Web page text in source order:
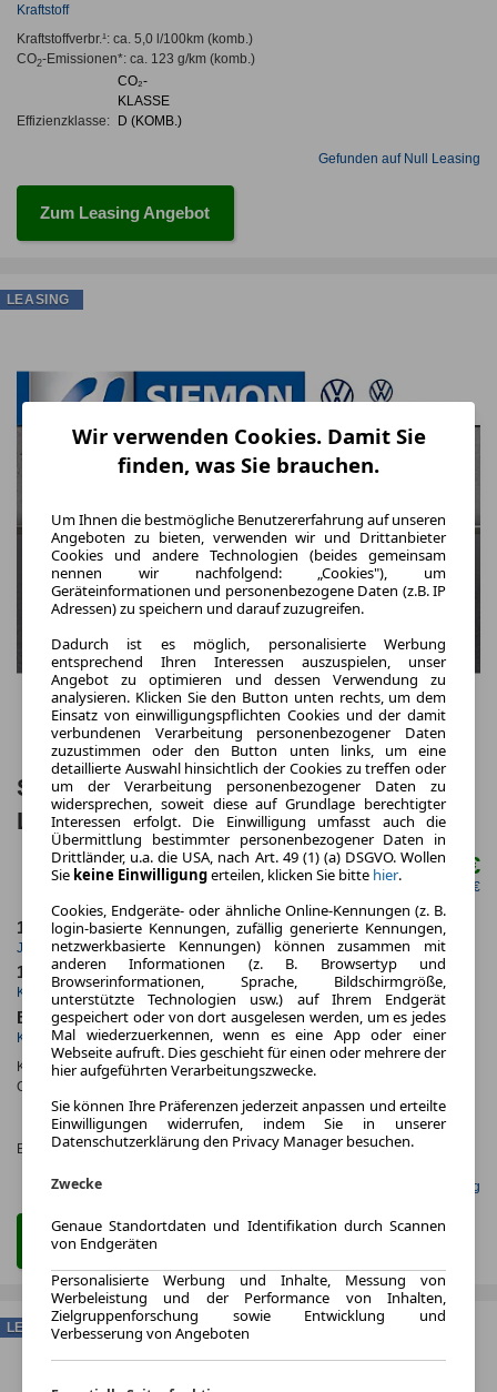
Kraftstoff
Kraftstoffverbr.¹: ca. 5,0 l/100km(komb.)
CO2-Emissionen*: ca. 123 g/km(komb.)
Effizienzklasse:
CO₂-
KLASSE
D (KOMB.)
Gefunden auf Null Leasing
Zum Leasing Angebot
Skoda Kamiq Selection 1.0 TSI AHK
LED SHZ PDC Temp BT
ab mtl.199,00 €
netto mtl. 167,23 €
10.000,0 km
Jahrliche Fahrleistung
24 Monate
Laufzeit
10 km
Kilometerstand
ca. 70 kW (95 PS)
Leistung
Benzin
Kraftstoff
Kraftstoffverbr.¹: ca. 5,0 l/100km(komb.)
CO
Effizienzklasse:
CO₂-
KLASSE
D (KOMB.)
Gefunden auf Null Leasing
Zum Leasing Angebot
LEASING
LEASING
Wir verwenden Cookies. Damit Sie
finden, was Sie brauchen.
Um Ihnen die bestmögliche Benutzererfahrung auf unseren
Angeboten zu bieten, verwenden wir und Drittanbieter
Cookies und andere Technologien (beides gemeinsam
nennen wir nachfolgend: „Cookies"), um
Geräteinformationen und personenbezogene Daten (z.B. IP
Adressen) zu speichern und darauf zuzugreifen.
Dadurch ist es möglich, personalisierte Werbung
entsprechend Ihren Interessen auszuspielen, unser
Angebot zu optimieren und dessen Verwendung zu
analysieren. Klicken Sie den Button unten rechts, um dem
Einsatz von einwilligungspflichten Cookies und der damit
verbundenen Verarbeitung personenbezogener Daten
zuzustimmen oder den Button unten links, um eine
detaillierte Auswahl hinsichtlich der Cookies zu treffen oder
um der Verarbeitung personenbezogener Daten zu
widersprechen, soweit diese auf Grundlage berechtigter
Interessen erfolgt. Die Einwilligung umfasst auch die
Übermittlung bestimmter personenbezogener Daten in
Drittländer, u.a. die USA, nach Art. 49 (1) (a) DSGVO. Wollen
Sie keine Einwilligungerteilen, klicken Sie bitte hier.
Cookies, Endgeräte- oder ähnliche Online-Kennungen (z. B.
login-basierte Kennungen, zufällig generierte Kennungen,
netzwerkbasierte Kennungen) können zusammen mit
anderen Informationen (z. B. Browsertyp und
Browserinformationen, Sprache, Bildschirmgröße,
unterstützte Technologien usw.) auf Ihrem Endgerät
gespeichert oder von dort ausgelesen werden, um es jedes
Mal wiederzuerkennen, wenn es eine App oder einer
Webseite aufruft. Dies geschieht für einen oder mehrere der
hier aufgeführten Verarbeitungszwecke.
Sie können Ihre Präferenzen jederzeit anpassen und erteilte
Einwilligungen widerrufen, indem Sie in unserer
Datenschutzerklärung den Privacy Manager besuchen.
Zwecke
Genaue Standortdaten und Identifikation durch Scannen
von Endgeräten
Personalisierte Werbung und Inhalte, Messung von
Werbeleistung und der Performance von Inhalten,
Zielgruppenforschung sowie Entwicklung und
Verbesserung von Angeboten